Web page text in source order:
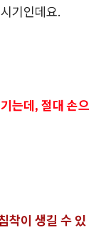
기인데요.
는데, 절대 손으
착이 생길 수 있